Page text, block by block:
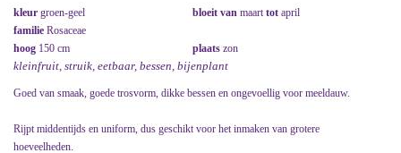
kleur groen-geel bloeit van maarttot april
familie Rosaceae
hoog 150 cm plaats zon
kleinfruit, struik, eetbaar, bessen, bijenplant
Goed van smaak, goede trosvorm, dikke bessen en ongevoellig voor meeldauw.
Rijpt middentijds en uniform, dus geschikt voor het inmaken van grotere
hoeveelheden.